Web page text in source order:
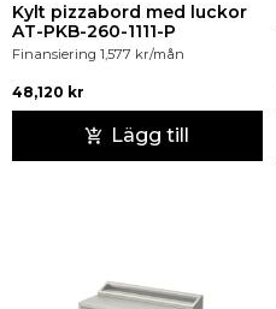
Kylt pizzabord med luckor
AT-PKB-260-1111-P
Finansiering 1,577 kr/mån
48,120 kr
Lägg till